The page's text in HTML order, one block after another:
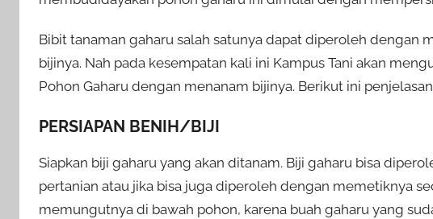
Bibit tanaman gaharu salah satunya dapat diperoleh dengan
bijinya. Nah pada kesempatan kali ini Kampus Tani akan
Pohon Gaharu dengan menanam bijinya. Berikut ini
PERSIAPAN BENIH/BIJI
Siapkan biji gaharu yang akan ditanam. Biji gaharu bisa
pertanian atau jika bisa juga diperoleh dengan memetiknya
memungutnya di bawah pohon, karena buah gaharu yang